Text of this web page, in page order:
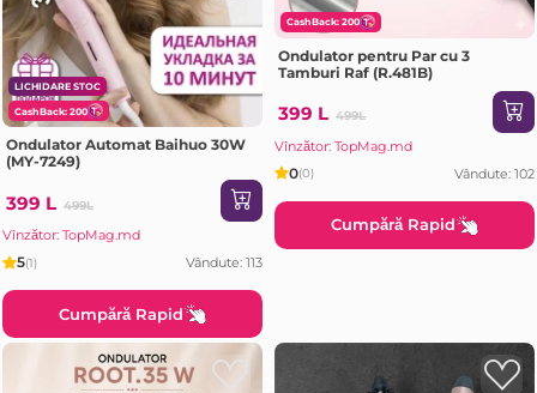
LICHIDARE STOC
CashBack: 200
Ondulator Automat Baihuo 30W
(MY-7249)
399 L 499L
Vînzător: TopMag.md
5(1) Vândute: 113
Cumpără Rapid
CashBack: 200
Ondulator pentru Par cu 3
Tamburi Raf (R.481B)
399 L 499L
Vînzător: TopMag.md
0(0) Vândute: 102
Cumpără Rapid